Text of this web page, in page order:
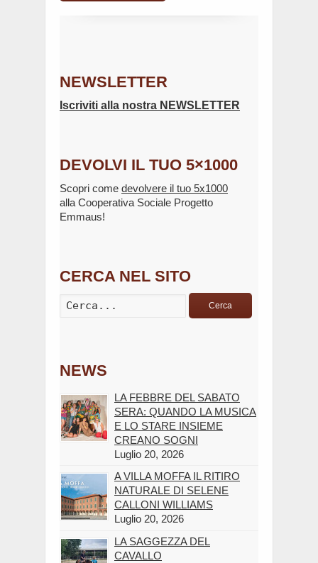
NEWSLETTER
Iscriviti alla nostra NEWSLETTER
DEVOLVI IL TUO 5×1000
Scopri come devolvere il tuo 5x1000
alla Cooperativa Sociale Progetto
Emmaus!
CERCA NEL SITO
Cerca
NEWS
LA FEBBRE DEL SABATO
SERA: QUANDO LA MUSICA
E LO STARE INSIEME
CREANO SOGNI
Luglio 20, 2026
A VILLA MOFFA IL RITIRO
NATURALE DI SELENE
CALLONI WILLIAMS
Luglio 20, 2026
LA SAGGEZZA DEL
CAVALLO